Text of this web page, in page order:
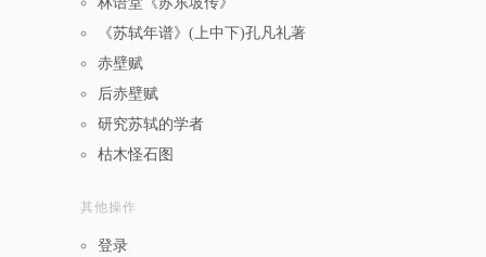
《苏轼年谱》(上中下)孔凡礼著
赤壁赋
后赤壁赋
研究苏轼的学者
枯木怪石图
其他操作
登录